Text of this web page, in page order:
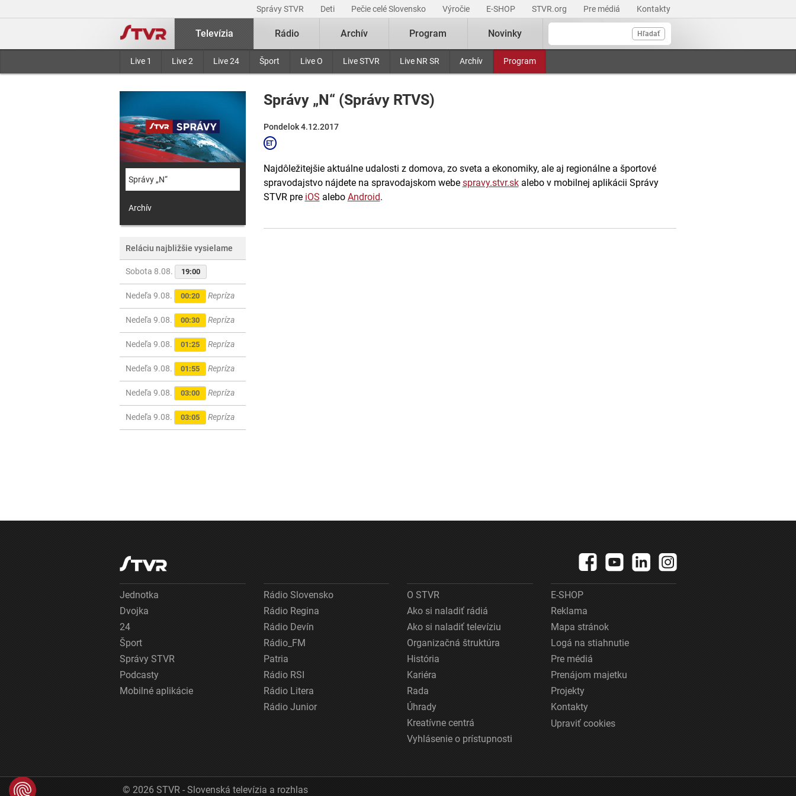
Správy STVR Deti Pečie celé Slovensko Výročie E-SHOP STVR.org Pre médiá Kontakty
Hľadať
Televízia
Live 1 Live 2 Live 24 Šport Live O Live STVR Live NR SR Archív Program
Rádio Archív Program Novinky
Správy „N“
Archív
Reláciu najbližšie vysielame
Sobota 8.08. 19:00
Nedeľa 9.08. 00:20 Repríza
Nedeľa 9.08. 00:30 Repríza
Nedeľa 9.08. 01:25 Repríza
Nedeľa 9.08. 01:55 Repríza
Nedeľa 9.08. 03:00 Repríza
Nedeľa 9.08. 03:05 Repríza
Správy „N“ (Správy RTVS)
Pondelok 4.12.2017
Najdôležitejšie aktuálne udalosti z domova, zo sveta a ekonomiky, ale aj regionálne a športové
spravodajstvo nájdete na spravodajskom webe spravy.stvr.skalebo v mobilnej aplikácii Správy
STVR pre iOS alebo Android.
Jednotka
Dvojka
24
Šport
Správy STVR
Podcasty
Mobilné aplikácie
Rádio Slovensko
Rádio Regina
Rádio Devín
Rádio_FM
Patria
Rádio RSI
Rádio Litera
Rádio Junior
O STVR
Ako si naladiť rádiá
Ako si naladiť televíziu
Organizačná štruktúra
História
Kariéra
Rada
Úhrady
Kreatívne centrá
Vyhlásenie o prístupnosti
E-SHOP
Reklama
Mapa stránok
Logá na stiahnutie
Pre médiá
Prenájom majetku
Projekty
Kontakty
Upraviť cookies
© 2026 STVR - Slovenská televízia a rozhlas